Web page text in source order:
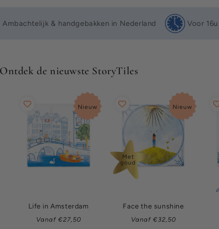
Ambachtelijk & handgebakken in Nederland Voor
Ontdek de nieuwste StoryTiles
Nieuw
Life in Amsterdam
Normale
Vanaf €27,50
Nieuw
Met
goud
Face the sunshine
Normale
Vanaf €32,50